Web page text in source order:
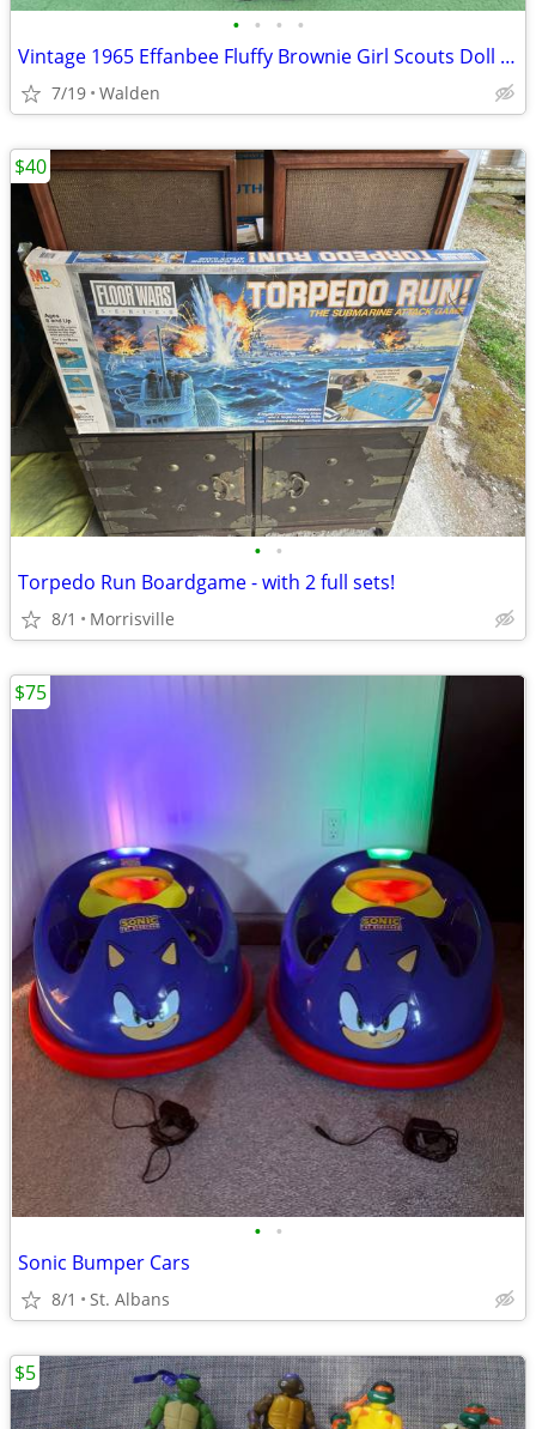
• • • •
Vintage 1965 Effanbee Fluffy Brownie Girl Scouts Doll 8” no Hat or Bel
7/19 Walden
• •
Torpedo Run Boardgame - with 2 full sets!
8/1 Morrisville
$40
• •
Sonic Bumper Cars
8/1 St. Albans
$75
$5